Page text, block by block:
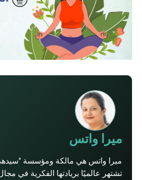
ميرا واتس
ميرا واتس هي مالكة ومؤسسة "سيدهي
تشتهر عالميًا بريادتها الفكرية في